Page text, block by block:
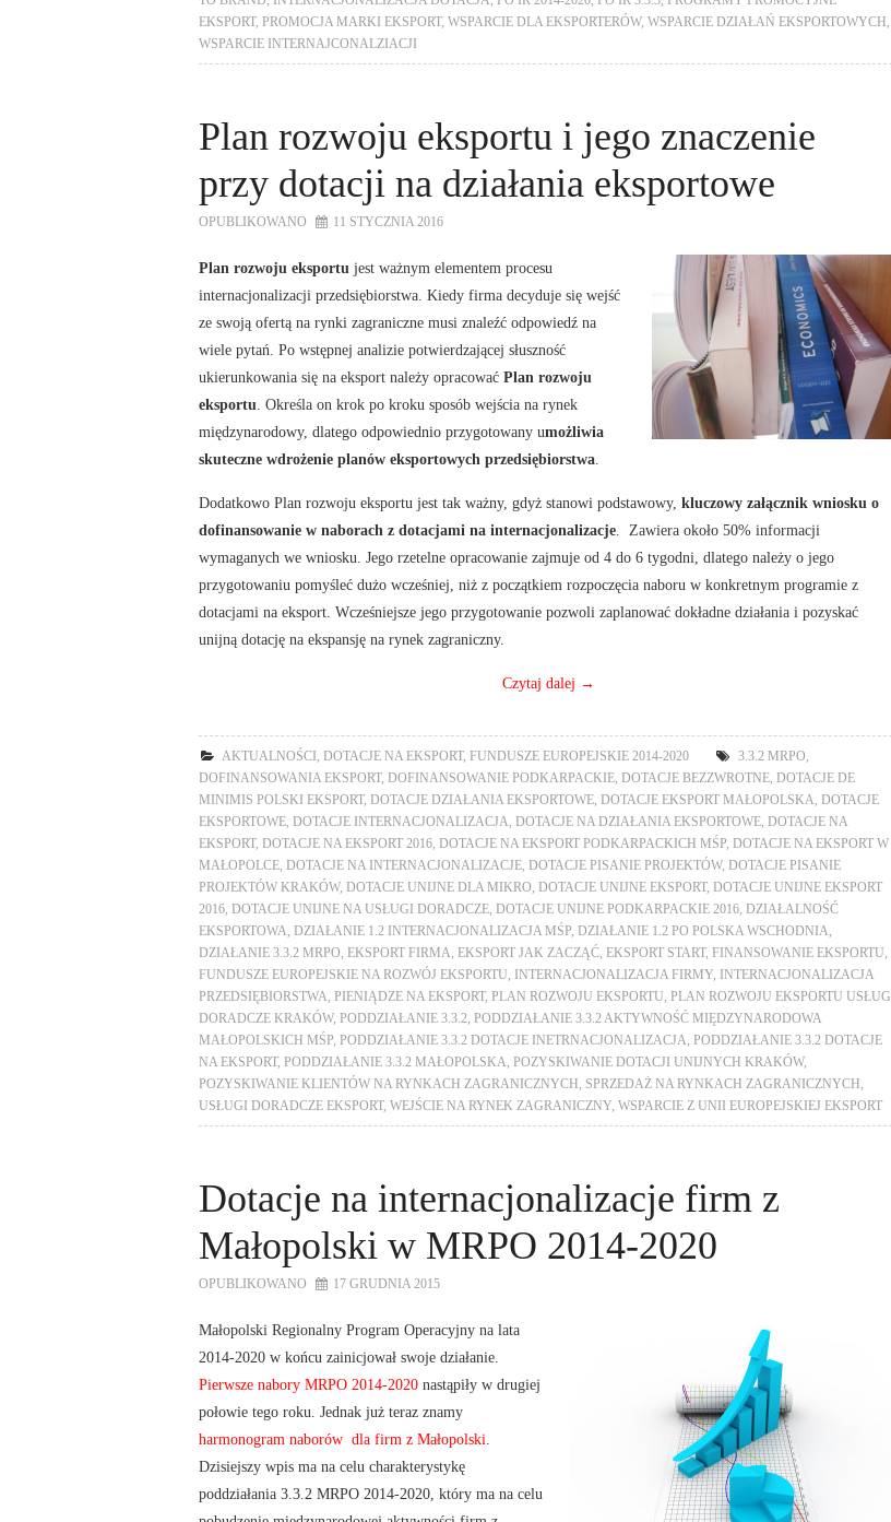
EKSPORT , PROMOCJA MARKI EKSPORT , WSPARCIE DLA EKSPORTERÓW, WSPARCIE DZIAŁAŃ EKSPORTOWYCH
WSPARCIE INTERNAJCONALZIACJI
Plan rozwoju eksportu i jego znaczenie
przy dotacji na działania eksportowe
OPUBLIKOWANO 11 STYCZNIA 2016
Plan rozwoju eksportu jest ważnym elementem procesu
internacjonalizacji przedsiębiorstwa. Kiedy firma decyduje się wejść
ze swoją ofertą na rynki zagraniczne musi znaleźć odpowiedź na
wiele pytań. Po wstępnej analizie potwierdzającej słuszność
ukierunkowania się na eksport należy opracować Plan rozwoju
eksportu. Określa on krok po kroku sposób wejścia na rynek
międzynarodowy, dlatego odpowiednio przygotowany umożliwia
skuteczne wdrożenie planów eksportowych przedsiębiorstwa.
Dodatkowo Plan rozwoju eksportu jest tak ważny, gdyż stanowi podstawowy, kluczowy załącznik wniosku o
dofinansowanie w naborach z dotacjami na internacjonalizacje. Zawiera około 50% informacji
wymaganych we wniosku. Jego rzetelne opracowanie zajmuje od 4 do 6 tygodni, dlatego należy o jego
przygotowaniu pomyśleć dużo wcześniej, niż z początkiem rozpoczęcia naboru w konkretnym programie z
dotacjami na eksport. Wcześniejsze jego przygotowanie pozwoli zaplanować dokładne działania i pozyskać
unijną dotację na ekspansję na rynek zagraniczny.
Czytaj dalej →
AKTUALNOŚCI DOTACJE NA EKSPORT , FUNDUSZE EUROPEJSKIE 2014-2020 3.3.2 MRPO
DOFINANSOWANIA EKSPORT , DOFINANSOWANIE PODKARPACKIE DOTACJE BEZZWROTNE
DOTACJE DE
MINIMIS POLSKI EKSPORT , DOTACJE DZIAŁANIA EKSPORTOWE DOTACJE EKSPORT MAŁOPOLSKA
DOTACJE
EKSPORTOWE
DOTACJE INTERNACJONALIZACJA DOTACJE NA DZIAŁANIA EKSPORTOWE
DOTACJE NA
EKSPORT , DOTACJE NA EKSPORT 2016 DOTACJE NA EKSPORT PODKARPACKICH MŚP
DOTACJE NA EKSPORT W
MAŁOPOLCE
DOTACJE NA INTERNACJONALIZACJE DOTACJE PISANIE PROJEKTÓW,
DOTACJE PISANIE
PROJEKTÓW KRAKÓW, DOTACJE UNIJNE DLA MIKRO DOTACJE UNIJNE EKSPORT ,
DOTACJE UNIJNE EKSPORT
2016
DOTACJE UNIJNE NA USŁUGI DORADCZE DOTACJE UNIJNE PODKARPACKIE 2016
DZIAŁALNOŚĆ
EKSPORTOWA
DZIAŁANIE 1.2 INTERNACJONALIZACJA MŚP DZIAŁANIE 1.2 PO POLSKA WSCHODNIA
DZIAŁANIE 3.3.2 MRPO
EKSPORT FIRMA EKSPORT JAK ZACZĄĆ EKSPORT START , FINANSOWANIE EKSPORTU
FUNDUSZE EUROPEJSKIE NA ROZWÓJ EKSPORTU
INTERNACJONALIZACJA FIRMY
INTERNACJONALIZACJA
PRZEDSIĘBIORSTWA
PIENIĄDZE NA EKSPORT , PLAN ROZWOJU EKSPORTU
PLAN ROZWOJU EKSPORTU USŁUGI
DORADCZE KRAKÓW, PODDZIAŁANIE 3.3.2
PODDZIAŁANIE 3.3.2 AKTYWNOŚĆ MIĘDZYNARODOWA
MAŁOPOLSKICH MŚP
PODDZIAŁANIE 3.3.2 DOTACJE INETRNACJONALIZACJA
PODDZIAŁANIE 3.3.2 DOTACJE
NA EKSPORT , PODDZIAŁANIE 3.3.2 MAŁOPOLSKA POZYSKIWANIE DOTACJI UNIJNYCH KRAKÓW,
POZYSKIWANIE KLIENTÓW NA RYNKACH ZAGRANICZNYCH
SPRZEDAŻ NA RYNKACH ZAGRANICZNYCH
USŁUGI DORADCZE EKSPORT , WEJŚCIE NA RYNEK ZAGRANICZNY WSPARCIE Z UNII EUROPEJSKIEJ EKSPORT
Dotacje na internacjonalizacje firm z
Małopolski w MRPO 2014-2020
OPUBLIKOWANO 17 GRUDNIA 2015
Małopolski Regionalny Program Operacyjny na lata
2014-2020 w końcu zainicjował swoje działanie.
Pierwsze nabory MRPO 2014-2020 nastąpiły w drugiej
połowie tego roku. Jednak już teraz znamy
harmonogram naborów dla firm z Małopolski.
Dzisiejszy wpis ma na celu charakterystykę
poddziałania 3.3.2 MRPO 2014-2020, który ma na celu